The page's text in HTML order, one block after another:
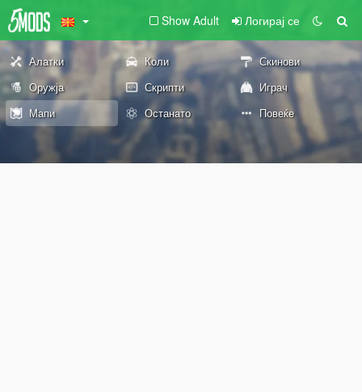
Show Adult Логирај се
Алатки Коли
Скинови
Оружја
Скрипти
Играч
Мапи
Останато Повеќе